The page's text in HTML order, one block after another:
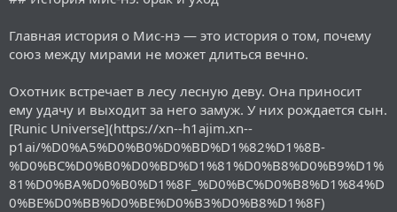
Главная история о Мис-нэ — это история о том, почему
союз между мирами не может длиться вечно.
Охотник встречает в лесу лесную деву. Она приносит
ему удачу и выходит за него замуж. У них рождается сын.
[Runic Universe](https://xn--h1ajim.xn--
p1ai/%D0%A5%D0%B0%D0%BD%D1%82%D1%8B-
%D0%BC%D0%B0%D0%BD%D1%81%D0%B8%D0%B9%D1%
81%D0%BA%D0%B0%D1%8F_%D0%BC%D0%B8%D1%84%D
0%BE%D0%BB%D0%BE%D0%B3%D0%B8%D1%8F)